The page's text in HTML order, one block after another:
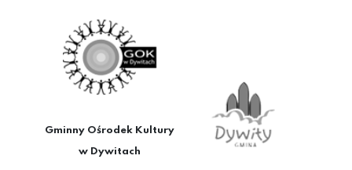
Gminny Ośrodek Kultury
w Dywitach